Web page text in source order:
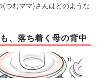
つむママ)さんはどのような
、落ち着く母の背中